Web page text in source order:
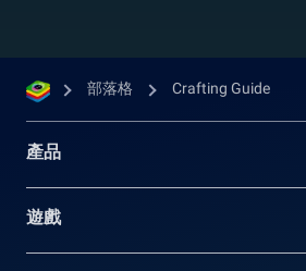
部落格 Crafting Guide
產品
遊戲